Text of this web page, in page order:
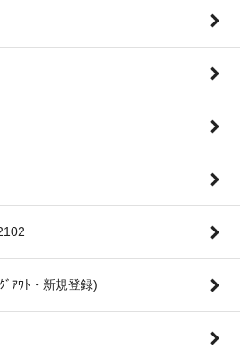
ﾞｱｳﾄ・新規登録)